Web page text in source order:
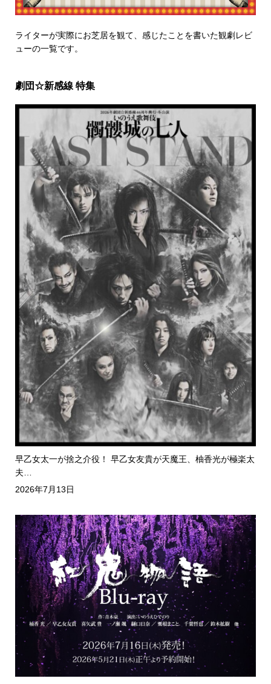
ライターが実際にお芝居を観て、感じたことを書いた観劇レビ
ューの一覧です。
劇団☆新感線 特集
早乙女太一が捨之介役！ 早乙女友貴が天魔王、柚香光が極楽太
夫…
2026年7月13日